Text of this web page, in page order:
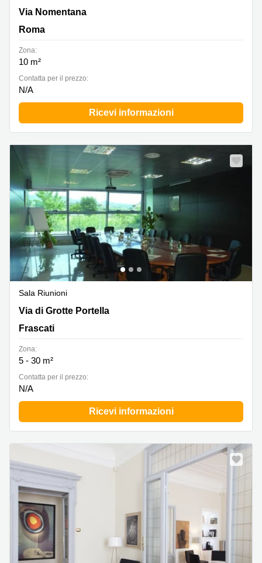
Via Nomentana 31, Roma
Via Nomentana
Roma
Zona:
10 m²
Сontatta per il prezzo:
N/A
Ricevi informazioni
Sala Riunioni
Via di Grotte Portella 6, Frascati
Via di Grotte Portella
Frascati
Zona:
5 - 30 m²
Сontatta per il prezzo:
N/A
Ricevi informazioni